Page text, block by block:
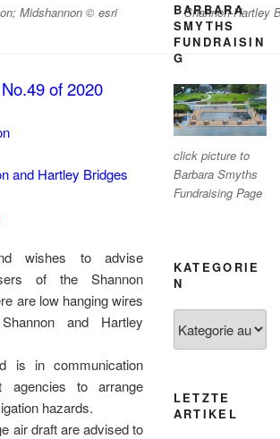
Midshannon © esri Shannon-Hartley
of 2020
and Hartley Bridges
wishes to advise
of the Shannon
are low hanging wires
and Hartley
is in communication
agencies to arrange
hazards.
air draft are advised to
BARBARA
SMYTHS
FUNDRAISIN
G
click picture to
Barbara Smyths
Fundraising Page
KATEGORIE
N
LETZTE
ARTIKEL